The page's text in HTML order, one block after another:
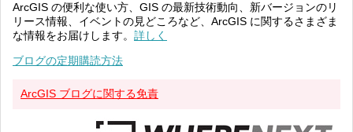
ArcGIS の便利な使い方、GIS の最新技術動向、新バージョンのリ
リース情報、イベントの見どころなど、ArcGIS に関するさまざま
な情報をお届けします。 詳しく
ブログの定期購読方法
ArcGIS ブログに関する免責